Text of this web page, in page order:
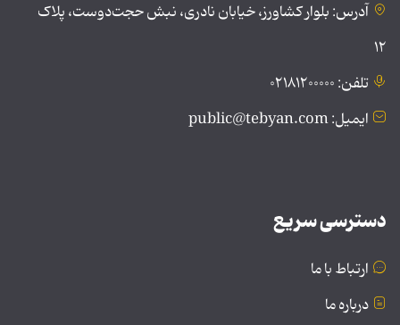
آدرس: بلوار کشاورز، خیابان نادری، نبش حجت‌دوست، پلاک
۱۲
تلفن: ۰۲۱۸۱۲۰۰۰۰۰
ایمیل: public@tebyan.com
دسترسی سریع
ارتباط با ما
درباره ما